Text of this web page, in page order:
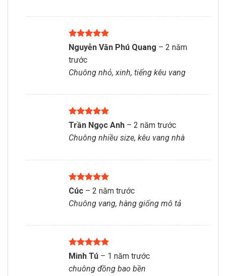
Được xếp
hạng 5
sao
Nguyễn Văn Phú Quang – 2 năm
trước
Chuông nhỏ, xinh, tiếng kêu vang
Được xếp
hạng
5
sao
Trần Ngọc Anh – 2 năm trước
Chuông nhiều size, kêu vang nhà
Được xếp
sao
Cúc – 2 năm trước
Chuông vang, hàng giống mô tả
Được xếp
sao
Minh Tú – 1 năm trước
chuông đồng bao bền